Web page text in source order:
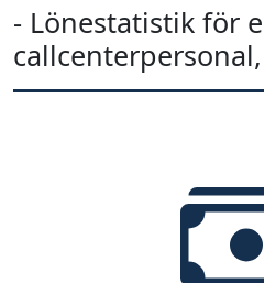
- Lönestatistik för